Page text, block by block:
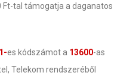
tal támogatja a daganatos
es kódszámot a 13600-as
Telekom rendszeréből